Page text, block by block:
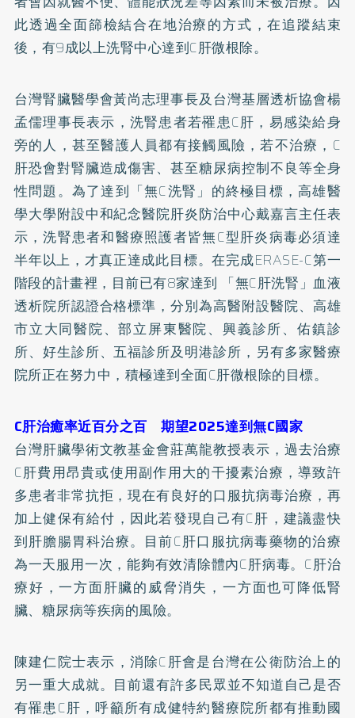
此透過全面篩檢結合在地治療的方式，在追蹤結束
後，有9成以上洗腎中心達到C肝微根除。
台灣腎臟醫學會黃尚志理事長及台灣基層透析協會楊
孟儒理事長表示，洗腎患者若罹患C肝，易感染給身
旁的人，甚至醫護人員都有接觸風險，若不治療，C
肝恐會對腎臟造成傷害、甚至糖尿病控制不良等全身
性問題。為了達到「無C洗腎」的終極目標，高雄醫
學大學附設中和紀念醫院肝炎防治中心戴嘉言主任表
示，洗腎患者和醫療照護者皆無C型肝炎病毒必須達
半年以上，才真正達成此目標。在完成ERASE-C第一
階段的計畫裡，目前已有8家達到 「無C肝洗腎」血液
透析院所認證合格標準，分別為高醫附設醫院、高雄
市立大同醫院、部立屏東醫院、興義診所、佑鎮診
所、好生診所、五福診所及明港診所，另有多家醫療
院所正在努力中，積極達到全面C肝微根除的目標。
C肝治癒率近百分之百 期望2025達到無C國家
台灣肝臟學術文教基金會莊萬龍教授表示，過去治療
C肝費用昂貴或使用副作用大的干擾素治療，導致許
多患者非常抗拒，現在有良好的口服抗病毒治療，再
加上健保有給付，因此若發現自己有C肝，建議盡快
到肝膽腸胃科治療。目前C肝口服抗病毒藥物的治療
為一天服用一次，能夠有效清除體內C肝病毒。 C肝治
療好，一方面肝臟的威脅消失，一方面也可降低腎
臟、糖尿病等疾病的風險。
陳建仁院士表示，消除C肝會是台灣在公衛防治上的
另一重大成就。目前還有許多民眾並不知道自己是否
有罹患C肝，呼籲所有成健特約醫療院所都有推動國